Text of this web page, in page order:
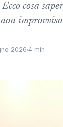
cosa
2026 4 min